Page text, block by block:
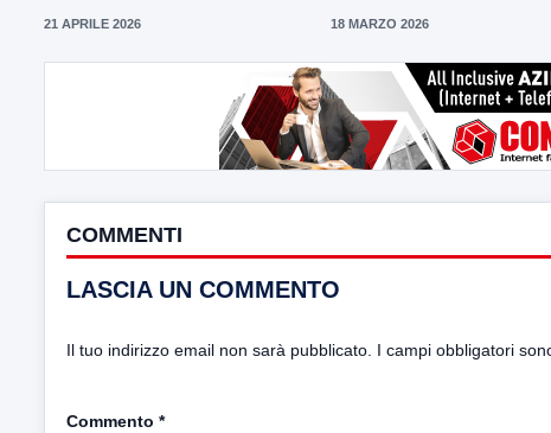
21 APRILE 2026 18 MARZO 2026
COMMENTI
LASCIA UN COMMENTO
Il tuo indirizzo email non sarà pubblicato. I campi obbligatori
Commento *